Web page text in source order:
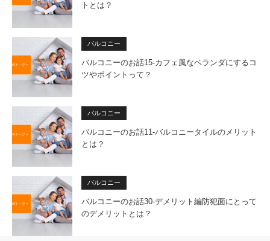
トとは？
バルコニー
バルコニーのお話15-カフェ風なベランダにするコ
ツやポイントって？
バルコニー
バルコニーのお話11-バルコニータイルのメリット
とは？
バルコニー
バルコニーのお話30-デメリット編防犯面にとって
のデメリットとは？